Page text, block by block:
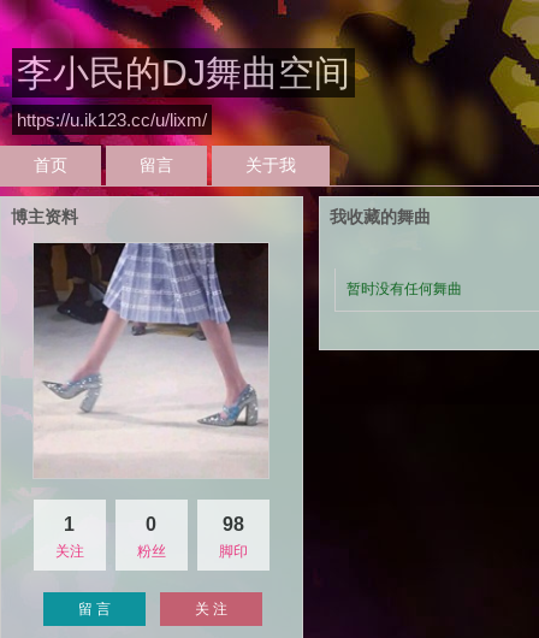
李小民的DJ舞曲空间
https://u.ik123.cc/u/lixm/
首页 留言 关于我
博主资料
1
关注
0
粉丝
98
脚印
留 言 关 注
我收藏的舞曲
暂时没有任何舞曲